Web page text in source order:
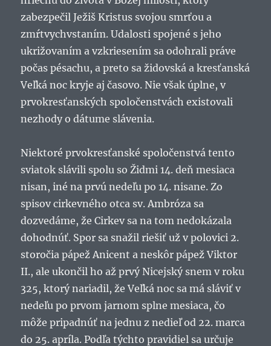
zabezpečil Ježiš Kristus svojou smrťou a
zmŕtvychvstaním. Udalosti spojené s jeho
ukrižovaním a vzkriesením sa odohrali práve
počas pésachu, a preto sa židovská a kresťanská
Veľká noc kryje aj časovo. Nie však úplne, v
prvokresťanských spoločenstvách existovali
nezhody o dátume slávenia.
Niektoré prvokresťanské spoločenstvá tento
sviatok slávili spolu so Židmi 14. deň mesiaca
nisan, iné na prvú nedeľu po 14. nisane. Zo
spisov cirkevného otca sv. Ambróza sa
dozvedáme, že Cirkev sa na tom nedokázala
dohodnúť. Spor sa snažil riešiť už v polovici 2.
storočia pápež Anicent a neskôr pápež Viktor
II., ale ukončil ho až prvý Nicejský snem v roku
325, ktorý nariadil, že Veľká noc sa má sláviť v
nedeľu po prvom jarnom splne mesiaca, čo
môže pripadnúť na jednu z nedieľ od 22. marca
do 25. apríla. Podľa týchto pravidiel sa určuje